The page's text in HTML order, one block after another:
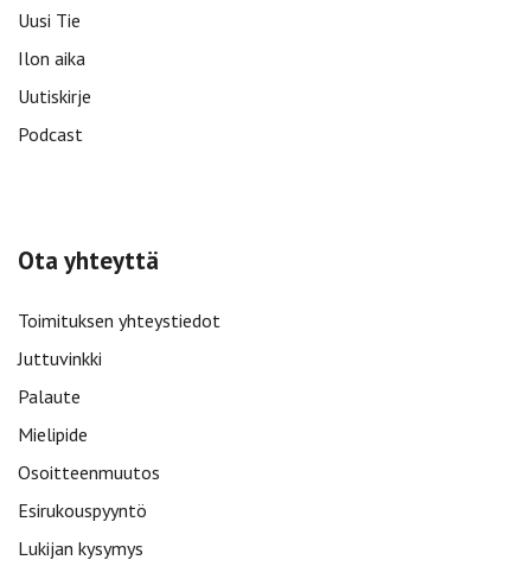
Uusi Tie
Ilon aika
Uutiskirje
Podcast
Ota yhteyttä
Toimituksen yhteystiedot
Juttuvinkki
Palaute
Mielipide
Osoitteenmuutos
Esirukouspyyntö
Lukijan kysymys